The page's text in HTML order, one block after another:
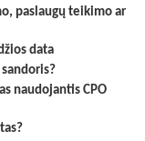
paslaugų teikimo ar
data
naudojantis CPO